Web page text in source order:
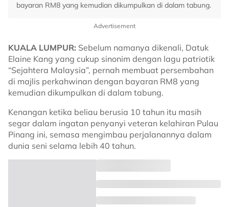
bayaran RM8 yang kemudian dikumpulkan di dalam tabung.
Advertisement
KUALA LUMPUR: Sebelum namanya dikenali, Datuk
Elaine Kang yang cukup sinonim dengan lagu patriotik
“Sejahtera Malaysia”, pernah membuat persembahan
di majlis perkahwinan dengan bayaran RM8 yang
kemudian dikumpulkan di dalam tabung.
Kenangan ketika beliau berusia 10 tahun itu masih
segar dalam ingatan penyanyi veteran kelahiran Pulau
Pinang ini, semasa mengimbau perjalanannya dalam
dunia seni selama lebih 40 tahun.